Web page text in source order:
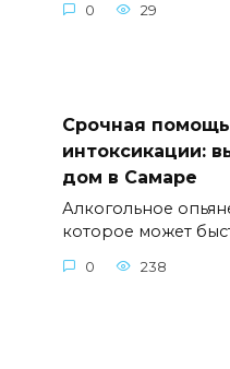
0 29
Срочная
интоксикации:
дом в Самаре
Алкогольное
которое может
0 238